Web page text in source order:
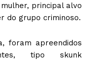
principal alvo
do grupo criminoso.
foram apreendidos
tipo skunk